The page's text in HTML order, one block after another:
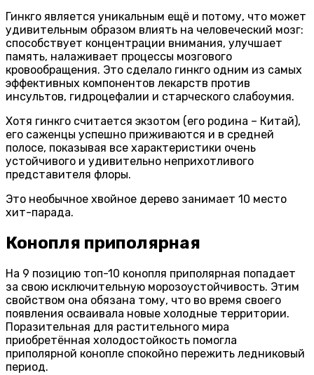
Гинкго является уникальным ещё и потому, что может
удивительным образом влиять на человеческий мозг:
способствует концентрации внимания, улучшает
память, налаживает процессы мозгового
кровообращения. Это сделало гинкго одним из самых
эффективных компонентов лекарств против
инсультов, гидроцефалии и старческого слабоумия.
Хотя гинкго считается экзотом (его родина – Китай),
его саженцы успешно приживаются и в средней
полосе, показывая все характеристики очень
устойчивого и удивительно неприхотливого
представителя флоры.
Это необычное хвойное дерево занимает 10 место
хит-парада.
Конопля приполярная
На 9 позицию топ-10 конопля приполярная попадает
за свою исключительную морозоустойчивость. Этим
свойством она обязана тому, что во время своего
появления осваивала новые холодные территории.
Поразительная для растительного мира
приобретённая холодостойкость помогла
приполярной конопле спокойно пережить ледниковый
период.